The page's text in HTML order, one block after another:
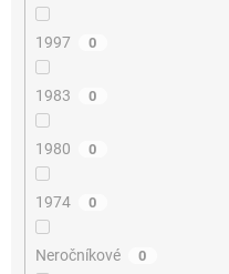
1997 0
1983 0
1980 0
1974 0
Neročníkové 0